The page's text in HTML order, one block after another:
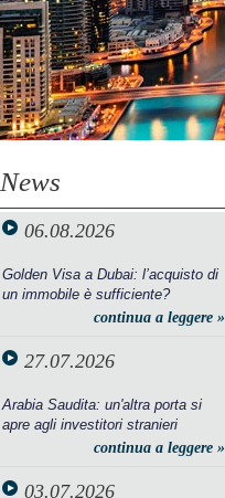
News
06.08.2026
Golden Visa a Dubai: l’acquisto di
un immobile è sufficiente?
continua a leggere »
27.07.2026
Arabia Saudita: un'altra porta si
apre agli investitori stranieri
continua a leggere »
03.07.2026